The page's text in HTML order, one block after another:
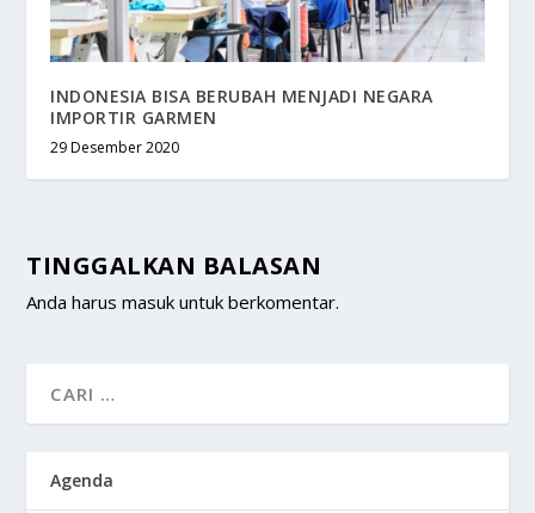
INDONESIA BISA BERUBAH MENJADI NEGARA
IMPORTIR GARMEN
29 Desember 2020
TINGGALKAN BALASAN
Anda harusmasuk untuk berkomentar.
Agenda